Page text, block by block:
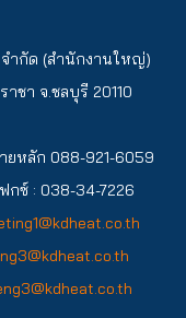
จำกัด (สำนักงานใหญ่)
ชา จ.ชลบุรี 20110
ยหลัก 088-921-6059
กซ์ : 038-34-7226